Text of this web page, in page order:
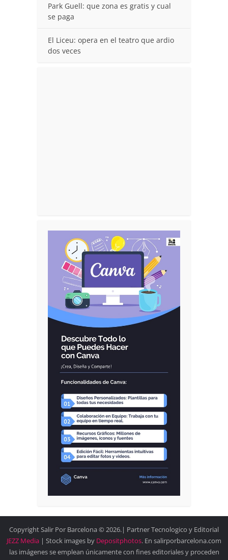
Park Guell: que zona es gratis y cual
se paga
El Liceu: opera en el teatro que ardio
dos veces
Copyright Salir Por Barcelona © 2026.| Partner Tecnologico y Editorial
JEZZ Media | Stock images by Depositphotos. En salirporbarcelona.com
las imágenes se emplean únicamente con fines editoriales y proceden